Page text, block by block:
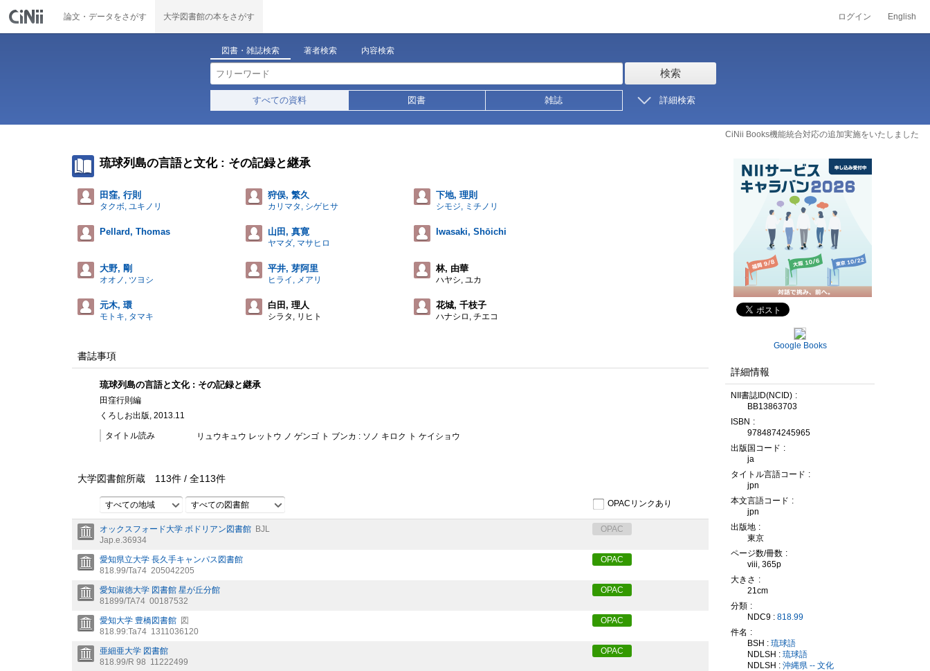
論文・データをさがす 大学図書館の本をさがす ログイン English
図書・雑誌検索 著者検索 内容検索
検索
すべての資料 図書 雑誌 詳細検索
CiNii Books機能統合対応の追加実施をいたしました
琉球列島の言語と文化 : その記録と継承
田窪, 行則
タクボ, ユキノリ
狩俣, 繁久
カリマタ, シゲヒサ
下地, 理則
シモジ, ミチノリ
Pellard, Thomas 山田, 真寛
ヤマダ, マサヒロ
Iwasaki, Shōichi
大野, 剛
オオノ, ツヨシ
平井, 芽阿里
ヒライ, メアリ
林, 由華
ハヤシ, ユカ
元木, 環
モトキ, タマキ
白田, 理人
シラタ, リヒト
花城, 千枝子
ハナシロ, チエコ
書誌事項
琉球列島の言語と文化 : その記録と継承
田窪行則編
くろしお出版, 2013.11
タイトル読み リュウキュウ レットウ ノ ゲンゴ ト ブンカ : ソノ キロク ト ケイショウ
大学図書館所蔵 113件 / 全113件
すべての地域 すべての図書館 OPACリンクあり
オックスフォード大学 ボドリアン図書館 BJL
Jap.e.36934
OPAC
愛知県立大学 長久手キャンパス図書館
818.99/Ta74 205042205
OPAC
愛知淑徳大学 図書館 星が丘分館
81899/TA74 00187532
OPAC
愛知大学 豊橋図書館 図
818.99:Ta74 1311036120
OPAC
亜細亜大学 図書館
818.99/R 98 11222499
OPAC
Google Books
詳細情報
NII書誌ID(NCID)
BB13863703
ISBN
9784874245965
出版国コード
ja
タイトル言語コード
jpn
本文言語コード
jpn
出版地
東京
ページ数/冊数
viii, 365p
大きさ
21cm
分類
NDC9 : 818.99
件名
BSH : 琉球語
NDLSH : 琉球語
NDLSH : 沖縄県 -- 文化